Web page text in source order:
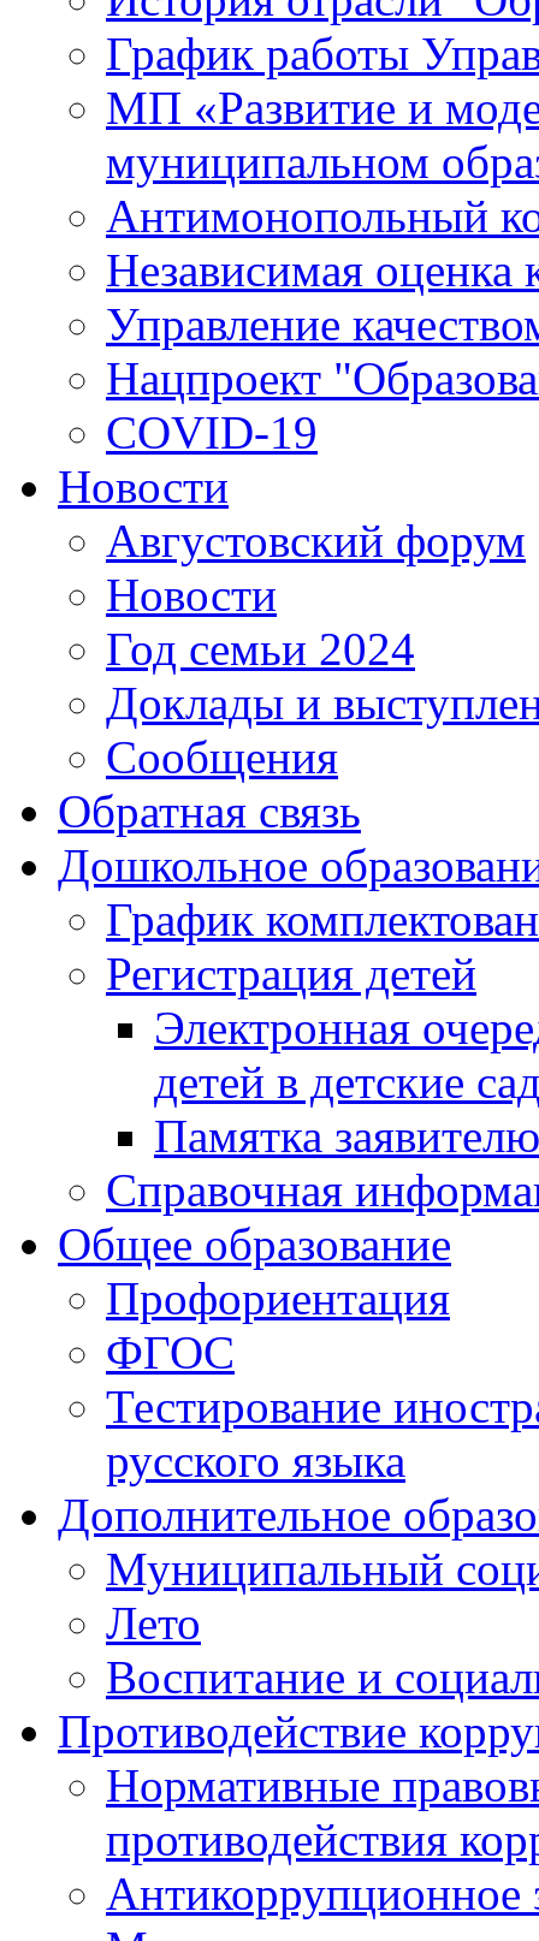
График работы
МП «Развитие и
муниципальном
Антимонопольный
Независимая оценка
Управление
Нацпроект
COVID-19
Новости
Августовский форум
Новости
Год семьи 2024
Доклады и
Сообщения
Обратная связь
Дошкольное
График
Регистрация детей
Электронная
детей в детские
Памятка заявителю
Справочная
Общее образование
Профориентация
ФГОС
Тестирование
русского языка
Дополнительное
Муниципальный
Лето
Воспитание и
Противодействие
Нормативные
противодействия
Антикоррупционное